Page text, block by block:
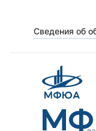
Лицензии
Сведения